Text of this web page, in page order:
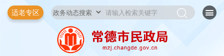
适老专区